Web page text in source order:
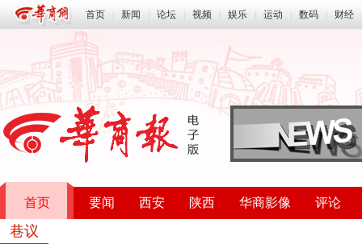
首页 新闻 论坛 视频 娱乐 运动 数码 财经
首页 要闻 西安 陕西 华商影像 评论
巷议